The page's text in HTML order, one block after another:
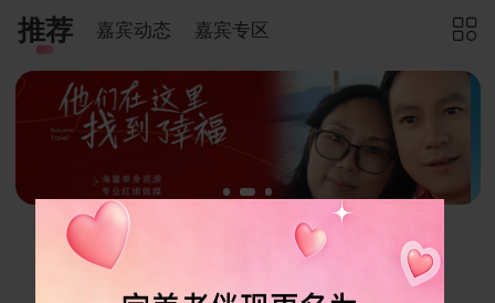
推荐 嘉宾动态 嘉宾专区 
小纸条 约会吧